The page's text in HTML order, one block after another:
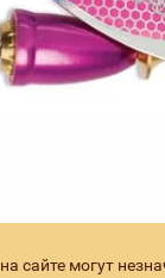
сайте могут